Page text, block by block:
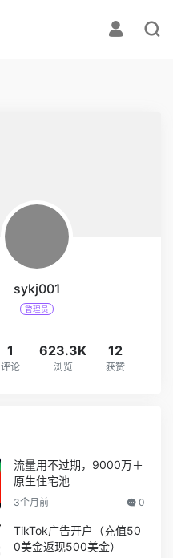
sykj001
管理员
1
评论
623.3K
浏览
12
获赞
流量用不过期，9000万＋
原生住宅池
3个月前 0
TikTok广告开户（充值50
0美金返现500美金）